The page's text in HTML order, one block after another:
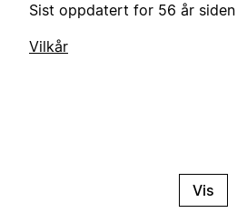
Sist oppdatert for 56 år siden
Vilkår
Vis